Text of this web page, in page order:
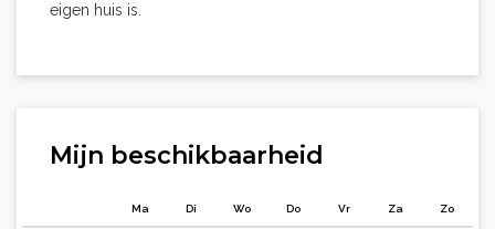
eigen huis is.
Mijn beschikbaarheid
Ma Di Wo Do Vr Za Zo